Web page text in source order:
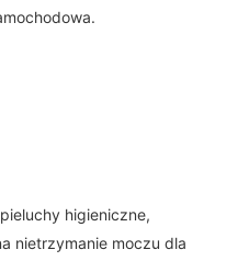
higieniczne,
nietrzymanie moczu dla